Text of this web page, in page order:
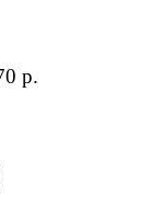
р.